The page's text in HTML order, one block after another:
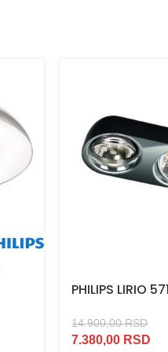
PHILIPS LIRIO
14.900,00RSD
7.380,00 RSD